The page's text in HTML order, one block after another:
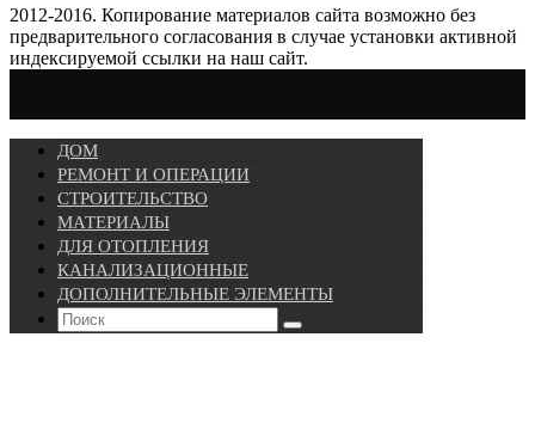
2012-2016. Копирование материалов сайта возможно без
предварительного согласования в случае установки активной
индексируемой ссылки на наш сайт.
ДОМ
РЕМОНТ И ОПЕРАЦИИ
СТРОИТЕЛЬСТВО
МАТЕРИАЛЫ
ДЛЯ ОТОПЛЕНИЯ
КАНАЛИЗАЦИОННЫЕ
ДОПОЛНИТЕЛЬНЫЕ ЭЛЕМЕНТЫ